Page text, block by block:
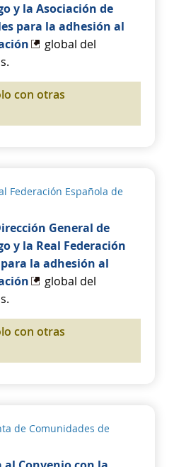
y la Asociación de
para la adhesión al
global del
con otras
Federación Española de
General de
y la Real Federación
la adhesión al
global del
con otras
de Comunidades de